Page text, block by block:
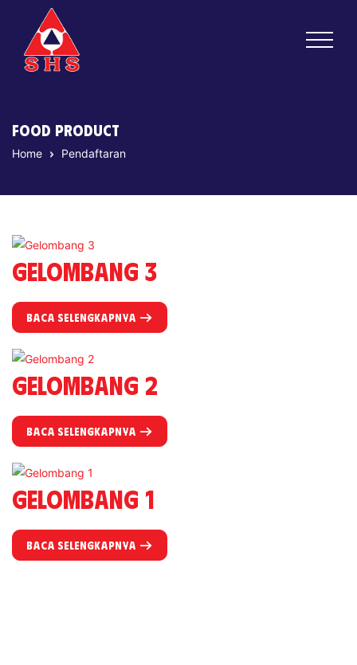
Food Product
Home Pendaftaran
Gelombang 3
BACA SELENGKAPNYA
Gelombang 2
BACA SELENGKAPNYA
Gelombang 1
BACA SELENGKAPNYA